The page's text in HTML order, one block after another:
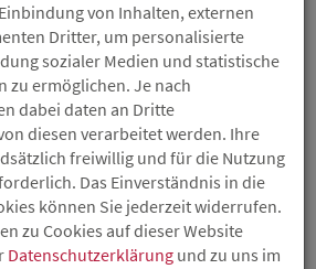
UND
IN MAINZ:
MAINZ
von Inhalten, externen
Dritter, um personalisierte
sozialer Medien und statistische
zu ermöglichen. Je nach
dabei daten an Dritte
diesen verarbeitet werden. Ihre
freiwillig und für die Nutzung
Das Einverständnis in die
können Sie jederzeit widerrufen.
zu Cookies auf dieser Website
Datenschutzerklärung und zu uns im